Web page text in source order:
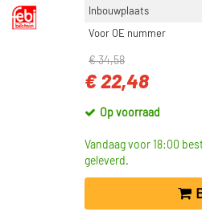
Inbouwplaats
Voor OE nummer
€ 34,58
€ 22,48
Op voorraad
Vandaag voor 18:00
geleverd.